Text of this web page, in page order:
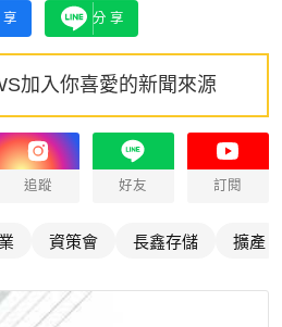
分享
加入你喜愛的新聞來源
追蹤 好友 訂閱
資策會 長鑫存儲 擴產